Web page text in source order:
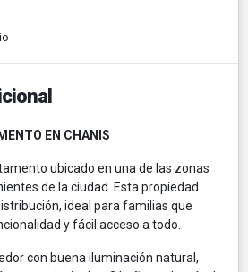
EN CHANIS
ubicado en una de las zonas
de la ciudad. Esta propiedad
ideal para familias que
y fácil acceso a todo.
con buena iluminación natural,